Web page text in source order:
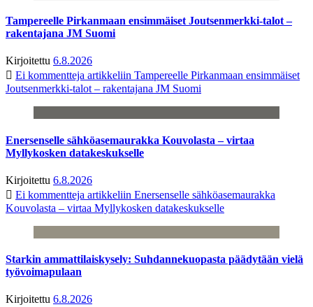
Tampereelle Pirkanmaan ensimmäiset Joutsenmerkki-talot –
rakentajana JM Suomi
Kirjoitettu 6.8.2026
Ei kommentteja artikkeliin Tampereelle Pirkanmaan ensimmäiset
Joutsenmerkki-talot – rakentajana JM Suomi
Enersenselle sähköasemaurakka Kouvolasta – virtaa
Myllykosken datakeskukselle
Kirjoitettu 6.8.2026
Ei kommentteja artikkeliin Enersenselle sähköasemaurakka
Kouvolasta – virtaa Myllykosken datakeskukselle
Starkin ammattilaiskysely: Suhdannekuopasta päädytään vielä
työvoimapulaan
Kirjoitettu 6.8.2026